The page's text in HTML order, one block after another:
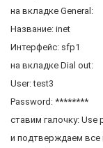
на вкладке General:
Название: inet
Интерфейс: sfp1
на вкладке Dial out:
User: test3
Password: ********
ставим галочку: Use
и подтверждаем все